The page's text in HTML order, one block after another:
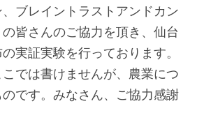
、ブレイントラストアンドカン
皆さんのご協力を頂き、仙台
実証実験を行っております。
では書けませんが、農業につ
です。みなさん、ご協力感謝